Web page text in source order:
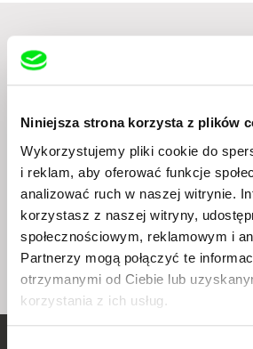
Niniejsza strona korzysta z plików
Wykorzystujemy pliki cookie do
i reklam, aby oferować funkcje
analizować ruch w naszej witrynie.
korzystasz z naszej witryny,
społecznościowym, reklamowym i
Partnerzy mogą połączyć te
otrzymanymi od Ciebie lub
korzystania z ich usług.
Podobne filmy (20)
Deborah Stratman
Last Things
Deborah Stratman
Vever (for